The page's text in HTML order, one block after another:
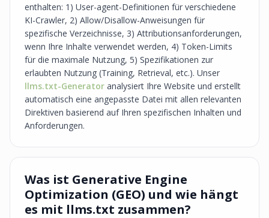
enthalten: 1) User-agent-Definitionen für verschiedene
KI-Crawler, 2) Allow/Disallow-Anweisungen für
spezifische Verzeichnisse, 3) Attributionsanforderungen,
wenn Ihre Inhalte verwendet werden, 4) Token-Limits
für die maximale Nutzung, 5) Spezifikationen zur
erlaubten Nutzung (Training, Retrieval, etc.). Unser
llms.txt-Generator analysiert Ihre Website und erstellt
automatisch eine angepasste Datei mit allen relevanten
Direktiven basierend auf Ihren spezifischen Inhalten und
Anforderungen.
Was ist Generative Engine
Optimization (GEO) und wie hängt
es mit llms.txt zusammen?